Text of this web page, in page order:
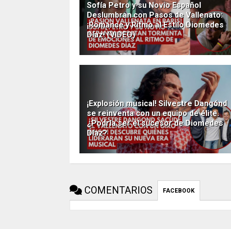
Sofía Petro y su Novio Español
Deslumbran con Pasos de Vallenato:
¡Romance y Ritmo al Estilo Diomedes
Díaz! (VIDEO)
¡Explosión musical! Silvestre Dangónd
se reinventa con un equipo de élite.
¿Podría ser el sucesor de Diomedes
Díaz?
COMENTARIOS FACEBOOK